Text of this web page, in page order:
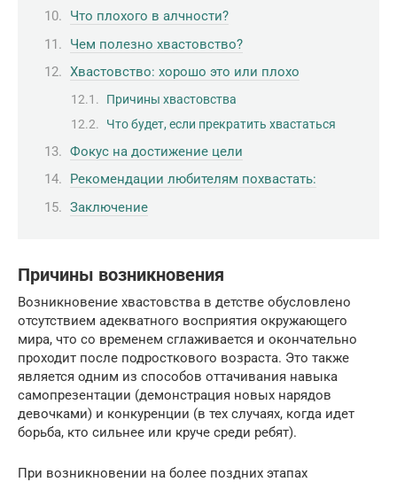
Что плохого в алчности?
Чем полезно хвастовство?
Хвастовство: хорошо это или плохо
Причины хвастовства
Что будет, если прекратить хвастаться
Фокус на достижение цели
Рекомендации любителям похвастать:
Заключение
Причины возникновения
Возникновение хвастовства в детстве обусловлено
отсутствием адекватного восприятия окружающего
мира, что со временем сглаживается и окончательно
проходит после подросткового возраста. Это также
является одним из способов оттачивания навыка
самопрезентации (демонстрация новых нарядов
девочками) и конкуренции (в тех случаях, когда идет
борьба, кто сильнее или круче среди ребят).
При возникновении на более поздних этапах